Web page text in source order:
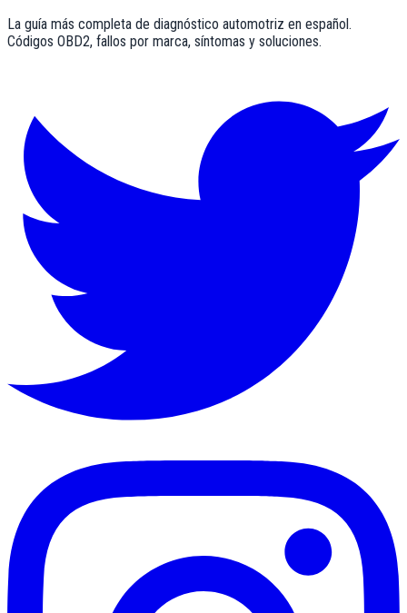
La guía más completa de diagnóstico automotriz en español.
Códigos OBD2, fallos por marca, síntomas y soluciones.